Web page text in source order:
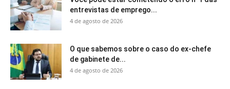
entrevistas de emprego...
4 de agosto de 2026
O que sabemos sobre o caso do ex-chefe
de gabinete de...
4 de agosto de 2026